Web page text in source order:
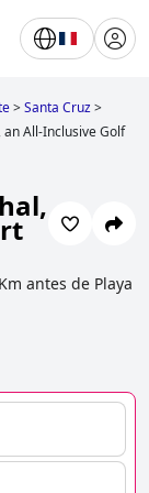
>Santa Cruz>
an All-Inclusive Golf
antes de Playa